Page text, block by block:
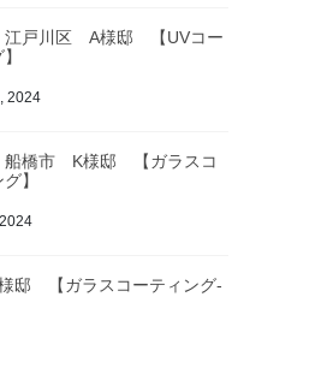
戸川区 A様邸 【UVコー
2024
橋市 K様邸 【ガラスコ
】
【ガラスコーティング-